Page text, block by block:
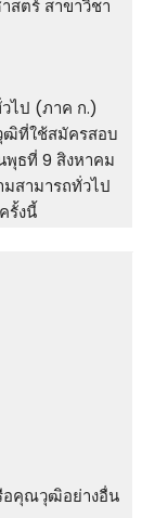
สตร์ สาขาวิชา
ไป (ภาค ก.)
ฒิที่ใช้สมัครสอบ
พุธที่ 9 สิงหาคม
สามารถทั่วไป
รั้งนี้
อคุณวุฒิอย่างอื่น